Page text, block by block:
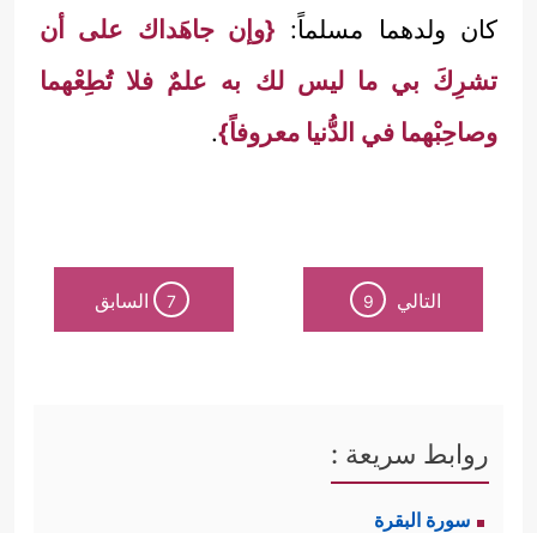
كان ولدهما مسلماً: {وإن جاهَداك على أن
تشرِكَ بي ما ليس لك به علمٌ فلا تُطِعْهما
وصاحِبْهما في الدُّنيا معروفاً}.
التالي 9
7 السابق
روابط سريعة :
سورة البقرة